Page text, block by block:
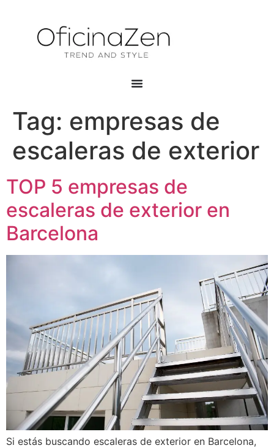
Tag: empresas de
escaleras de exterior
TOP 5 empresas de
escaleras de exterior en
Barcelona
Si estás buscando escaleras de exterior en Barcelona,